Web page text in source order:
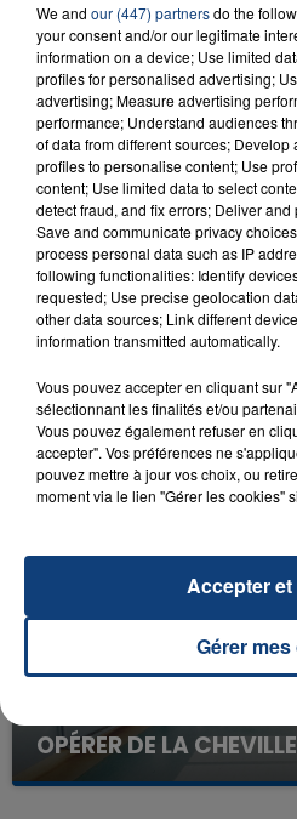
FIL D'ACTU
23 juillet 2026
INCENDIE MORTEL À
SON BÉBÉ ENTRE LA
Un homme s'est immolé
aspergé sa compagne et
OPÉRER DE LA
La famille a porté plainte
We and our (447) partnersdo the
your consent and/or our legitimate
information on a device; Use limited
profiles for personalised advertising;
advertising; Measure advertising
performance; Understand audiences
of data from different sources;
profiles to personalise content; Use
content; Use limited data to select
detect fraud, and fix errors; Deliver
Save and communicate privacy
process personal data such as IP
following functionalities: Identify
requested; Use precise geolocation
other data sources; Link different
information transmitted automatically.
Vous pouvez accepter en cliquant sur
sélectionnant les finalités et/ou
Vous pouvez également refuser en
accepter". Vos préférences ne
pouvez mettre à jour vos choix, ou
moment via le lien "Gérer les cookies"
Gérer
Accepter